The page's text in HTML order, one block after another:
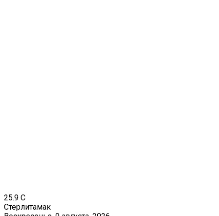
25.9 C
Стерлитамак